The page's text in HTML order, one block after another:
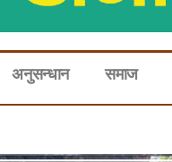
अनुसन्धान समाज